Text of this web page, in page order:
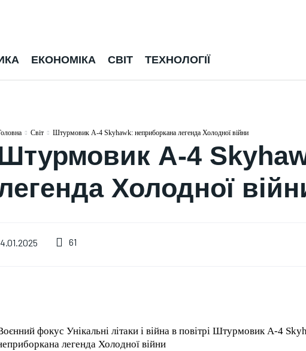
ЕКОНОМІКА СВІТ ТЕХНОЛОГІЇ
війни
07.08.2026 0
жертви
Світ Штурмовик A-4 Skyhawk: неприборкана легенда Холодної війни
A-4
Холодної
61
фокус Унікальні літаки і війна в повітрі Штурмовик A-4
легенда Холодної війни